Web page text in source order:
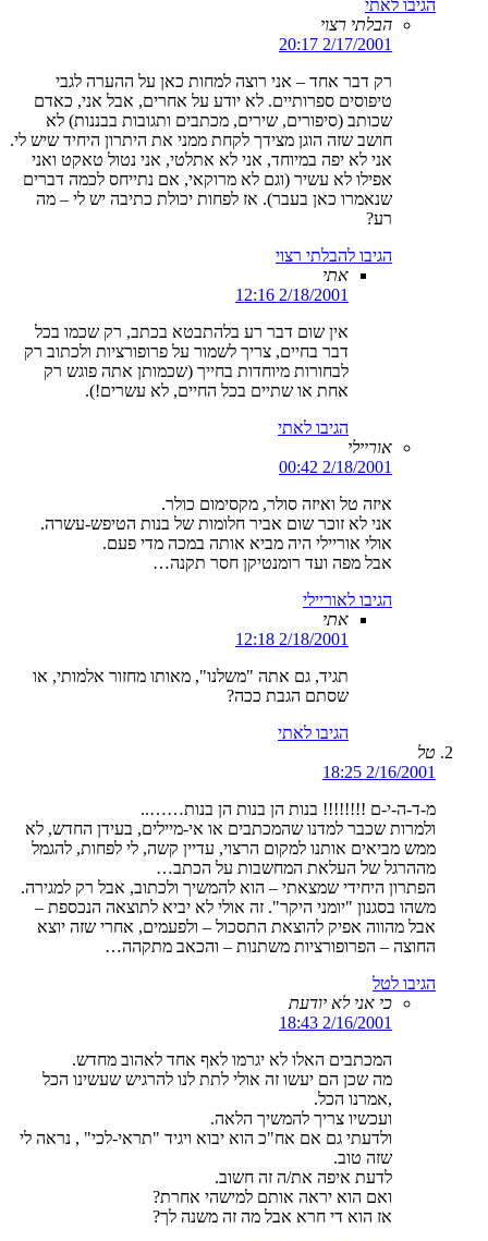
הגיבו לאתי
הבלתי רצוי
2/17/2001 20:17
רק דבר אחד – אני רוצה למחות כאן על ההערה לגבי
טיפוסים ספרותיים. לא יודע על אחרים, אבל אני, כאדם
שכותב (סיפורים, שירים, מכתבים ותגובות בבננות) לא
חושב שזה הוגן מצידך לקחת ממני את היתרון היחיד שיש לי.
אני לא יפה במיוחד, אני לא אתלטי, אני נטול טאקט ואני
אפילו לא עשיר (וגם לא מרוקאי, אם נתייחס לכמה דברים
שנאמרו כאן בעבר). אז לפחות יכולת כתיבה יש לי – מה
רע?
הגיבו להבלתי רצוי
אתי
2/18/2001 12:16
אין שום דבר רע בלהתבטא בכתב, רק שכמו בכל
דבר בחיים, צריך לשמור על פרופורציות ולכתוב רק
לבחורות מיוחדות בחייך (שכמותן אתה פוגש רק
אחת או שתיים בכל החיים, לא עשרים!).
הגיבו לאתי
אוריילי
2/18/2001 00:42
איזה טל ואיזה סולר, מקסימום כולר.
אני לא זוכר שום אביר חלומות של בנות הטיפש-עשרה.
אולי אוריילי היה מביא אותה במכה מדי פעם.
אבל מפה ועד רומנטיקן חסר תקנה…
הגיבו לאוריילי
אתי
2/18/2001 12:18
תגיד, גם אתה "משלנו", מאותו מחזור אלמותי, או
שסתם הגבת ככה?
הגיבו לאתי
טל
2/16/2001 18:25
מ-ד-ה-י-ם !!!!!!!! בנות הן בנות הן בנות……..
ולמרות שכבר למדנו שהמכתבים או אי-מיילים, בעידן החדש, לא
ממש מביאים אותנו למקום הרצוי, עדיין קשה, לי לפחות, להגמל
מההרגל של העלאת המחשבות על הכתב…
הפתרון היחידי שמצאתי – הוא להמשיך ולכתוב, אבל רק למגירה.
משהו בסגנון "יומני היקר". זה אולי לא יביא לתוצאה הנכספת –
אבל מהווה אפיק להוצאת התסכול – ולפעמים, אחרי שזה יוצא
החוצה – הפרופורציות משתנות – והכאב מתקהה…
הגיבו לטל
כי אני לא יודעת
2/16/2001 18:43
המכתבים האלו לא יגרמו לאף אחד לאהוב מחדש.
מה שכן הם יעשו זה אולי לתת לנו להרגיש שעשינו הכל
,אמרנו הכל.
ועכשיו צריך להמשיך הלאה.
ולדעתי גם אם אח"כ הוא יבוא ויגיד "תראי-לכי" , נראה לי
שזה טוב.
לדעת איפה את/ה זה חשוב.
ואם הוא יראה אותם למישהי אחרת?
אז הוא די חרא אבל מה זה משנה לך?